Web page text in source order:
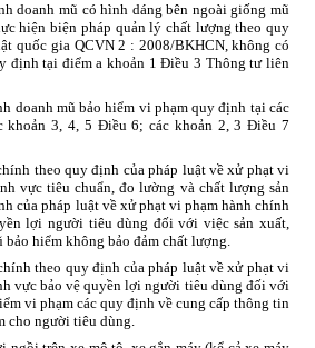
doanh mũ có hình dáng bên ngoài giống mũ
hiện biện pháp quản lý chất lượng theo quy
quốc gia QCVN 2 : 2008/BKHCN, không có
định tại điểm a khoản 1 Điều 3 Thông tư liên
doanh mũ bảo hiểm vi phạm quy định tại các
khoản 3, 4, 5 Điều 6; các khoản 2, 3 Điều 7
theo quy định của pháp luật về xử phạt vi
vực tiêu chuẩn, đo lường và chất lượng sản
của pháp luật về xử phạt vi phạm hành chính
lợi người tiêu dùng đối với việc sản xuất,
hiểm không bảo đảm chất lượng.
theo quy định của pháp luật về xử phạt vi
vực bảo vệ quyền lợi người tiêu dùng đối với
vi phạm các quy định về cung cấp thông tin
cho người tiêu dùng.